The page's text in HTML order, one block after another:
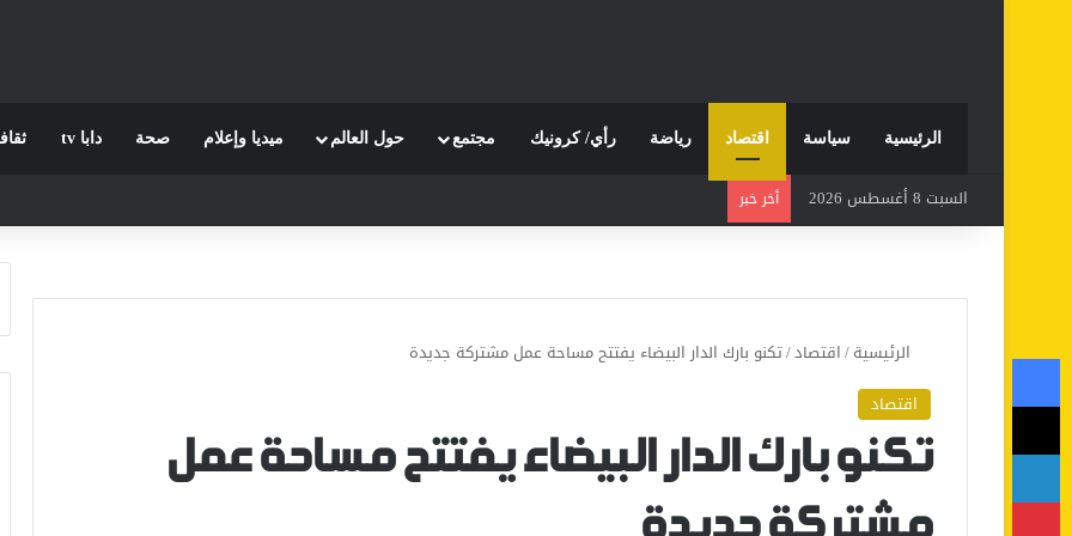
الرئيسية سياسة اقتصاد رياضة رأي/ كرونيك مجتمع حول العالم ميديا وإعلام صحة دابا tv
السبت 8 أغسطس 2026 أخر خبر
الرئيسية/اقتصاد/تكنو بارك الدار البيضاء يفتتح مساحة عمل مشتركة جديدة
اقتصاد
تكنو بارك الدار البيضاء يفتتح مساحة عمل